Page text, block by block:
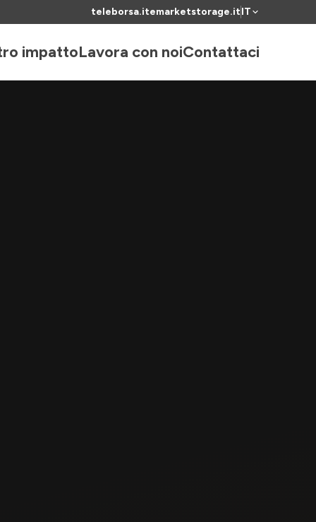
teleborsa.itemarketstorage.itIT
impattoLavora con noiContattaci